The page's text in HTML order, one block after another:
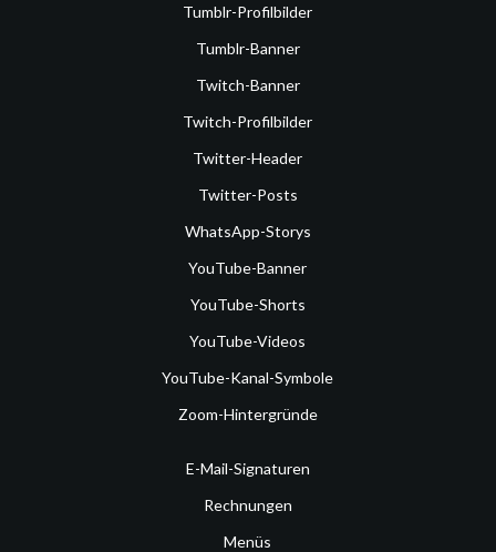
Tumblr-Profilbilder
Tumblr-Banner
Twitch-Banner
Twitch-Profilbilder
Twitter-Header
Twitter-Posts
WhatsApp-Storys
YouTube-Banner
YouTube-Shorts
YouTube-Videos
YouTube-Kanal-Symbole
Zoom-Hintergründe
E-Mail-Signaturen
Rechnungen
Menüs